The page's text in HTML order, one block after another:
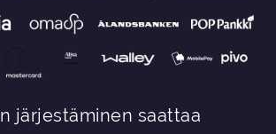
järjestäminen saattaa